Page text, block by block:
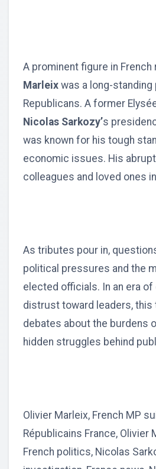
A prominent figure in
Marleix was a long-standing
Republicans. A former
Nicolas Sarkozy’s
was known for his tough
economic issues. His
colleagues and loved ones
As tributes pour in,
political pressures and the
elected officials. In an era
distrust toward leaders, this
debates about the burdens
hidden struggles behind
Olivier Marleix, French MP
Républicains France, Olivier
French politics, Nicolas